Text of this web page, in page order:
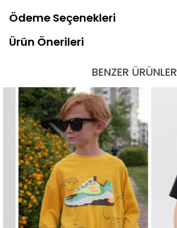
Ödeme Seçenekleri
Ürün Önerileri
BENZER ÜRÜNLER